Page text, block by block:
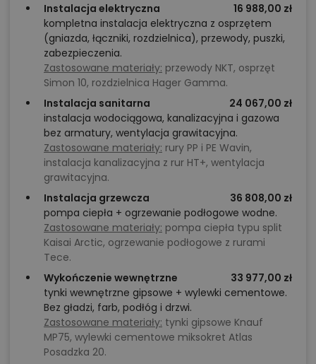
Instalacja elektryczna
16 988,00 zł
kompletna instalacja elektryczna z osprzętem
(gniazda, łączniki, rozdzielnica), przewody, puszki,
zabezpieczenia.
Zastosowane materiały: przewody NKT, osprzęt
Simon 10, rozdzielnica Hager Gamma.
Instalacja sanitarna
24 067,00 zł
instalacja wodociągowa, kanalizacyjna i gazowa
bez armatury, wentylacja grawitacyjna.
Zastosowane materiały: rury PP i PE Wavin,
instalacja kanalizacyjna z rur HT+, wentylacja
grawitacyjna.
Instalacja grzewcza
36 808,00 zł
pompa ciepła + ogrzewanie podłogowe wodne.
Zastosowane materiały: pompa ciepła typu split
Kaisai Arctic, ogrzewanie podłogowe z rurami
Tece.
Wykończenie wewnętrzne
33 977,00 zł
tynki wewnętrzne gipsowe + wylewki cementowe.
Bez gładzi, farb, podłóg i drzwi.
Zastosowane materiały: tynki gipsowe Knauf
MP75, wylewki cementowe miksokret Atlas
Posadzka 20.